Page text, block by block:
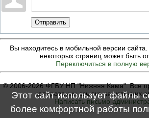
Отправить
Вы находитесь в мобильной версии
некоторых страниц может быть
Переключиться в полную
© 2006-2026 ФГБУ НП "Нижняя Кама". Все
копировании ссылка на источник
Написать письмо
Этот сайт использует файлы
более комфортной работы